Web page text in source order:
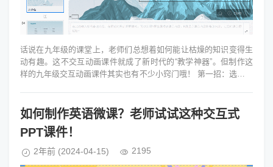
话说在九年级的课堂上，老师们总想着如何能让枯燥的知识变得生
动有趣。这不交互动画课件就成了新时代的“教学神器”。但制作这
样的九年级交互动画课件其实也有不少小窍门哦！ 第一招：选题要
如何制作英语微课？老师试试这种交互式
PPT课件！
2年前 (2024-04-15) 2195